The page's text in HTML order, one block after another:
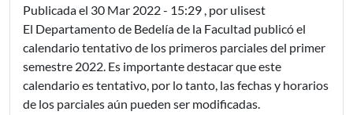
Publicada el 30 Mar 2022 - 15:29 , por ulisest
El Departamento de Bedelía de la Facultad publicó el
calendario tentativo de los primeros parciales del primer
semestre 2022. Es importante destacar que este
calendario es tentativo, por lo tanto, las fechas y horarios
de los parciales aún pueden ser modificadas.